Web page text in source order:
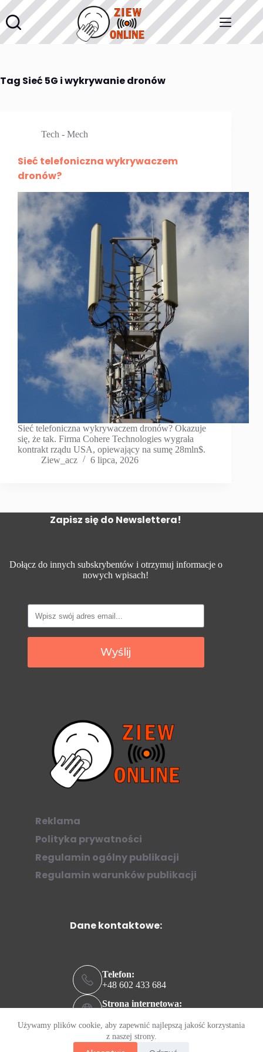
Przejdź
do
treści
Używamy plików cookie, aby zapewnić najlepszą jakość korzystania
z naszej strony.
Tag Sieć 5G i wykrywanie dronów
Tech - Mech
Sieć telefoniczna wykrywaczem
dronów?
Sieć telefoniczna wykrywaczem dronów? Okazuje
się, że tak. Firma Cohere Technologies wygrała
kontrakt rządu USA, opiewający na sumę 28mln$.
Ziew_acz
6 lipca, 2026
Zapisz się do Newslettera!
Dołącz do innych subskrybentów i otrzymuj informacje o
nowych wpisach!
Wyślij
Reklama
Polityka prywatności
Regulamin ogólny publikacji
Regulamin warunków publikacji
Dane kontaktowe:
Telefon:
+48 602 433 684
Strona internetowa:
Adres e-mail:
kontakt@ziew.online